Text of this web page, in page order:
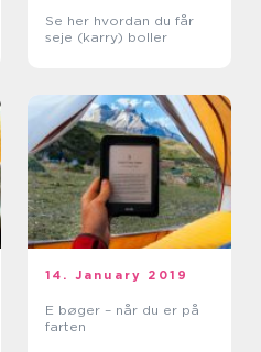
Se her hvordan du får
seje (karry) boller
14. January 2019
E bøger – når du er på
farten